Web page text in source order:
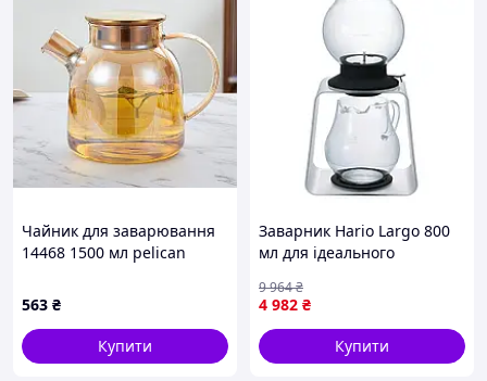
Чайник для заварювання
14468 1500 мл pelican
563 ₴
Купити
Заварник Hario Largo 800
мл для ідеального
дизайном і якістю
4 982 ₴
9 964₴
Купити